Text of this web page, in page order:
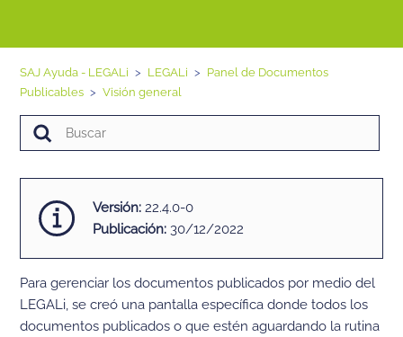
SAJ Ayuda - LEGALi LEGALi
Panel de Documentos
Publicables
Visión general
Versión: 22.4.0-0
Publicación: 30/12/2022
Para gerenciar los documentos publicados por medio del
LEGALi, se creó una pantalla específica donde todos los
documentos publicados o que estén aguardando la rutina